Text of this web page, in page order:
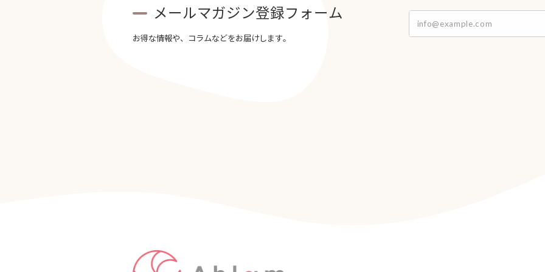
メールマガジン登録フォーム
お得な情報や、コラムなどをお届けします。